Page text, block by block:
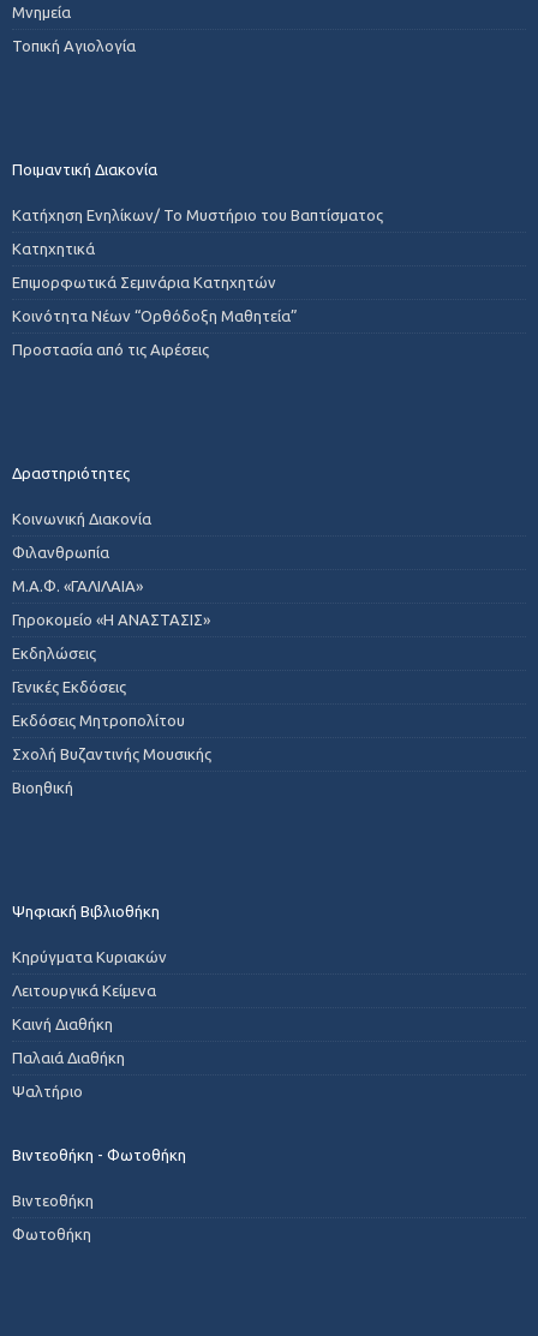
Μνημεία
Τοπική Αγιολογία
Ποιμαντική Διακονία
Κατήχηση Ενηλίκων/ Το Μυστήριο του Βαπτίσματος
Κατηχητικά
Επιμορφωτικά Σεμινάρια Κατηχητών
Κοινότητα Νέων “Ορθόδοξη Μαθητεία”
Προστασία από τις Αιρέσεις
Δραστηριότητες
Κοινωνική Διακονία
Φιλανθρωπία
Μ.Α.Φ. «ΓΑΛΙΛΑΙΑ»
Γηροκομείο «Η ΑΝΑΣΤΑΣΙΣ»
Εκδηλώσεις
Γενικές Εκδόσεις
Εκδόσεις Μητροπολίτου
Σχολή Βυζαντινής Μουσικής
Βιοηθική
Ψηφιακή Βιβλιοθήκη
Κηρύγματα Κυριακών
Λειτουργικά Κείμενα
Καινή Διαθήκη
Παλαιά Διαθήκη
Ψαλτήριο
Βιντεοθήκη - Φωτοθήκη
Βιντεοθήκη
Φωτοθήκη